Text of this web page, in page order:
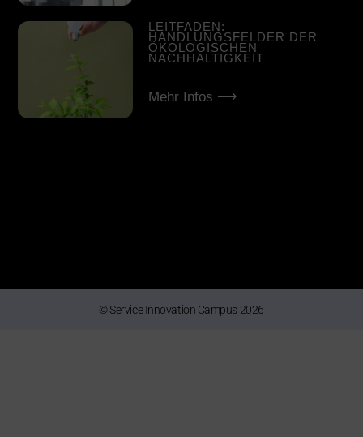
LEITFADEN:
HANDLUNGSFELDER DER
ÖKOLOGISCHEN
NACHHALTIGKEIT
Mehr Infos ⟶
© Service Innovation Campus 2026